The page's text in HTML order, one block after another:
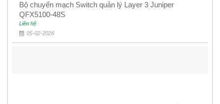
Bộ chuyển mạch Switch quản lý Layer 3 Juniper
QFX5100-48S
Liên hệ
05-02-2026